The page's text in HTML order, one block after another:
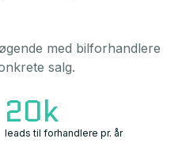
med bilforhandlere
salg.
20k
leads til forhandlere pr. år